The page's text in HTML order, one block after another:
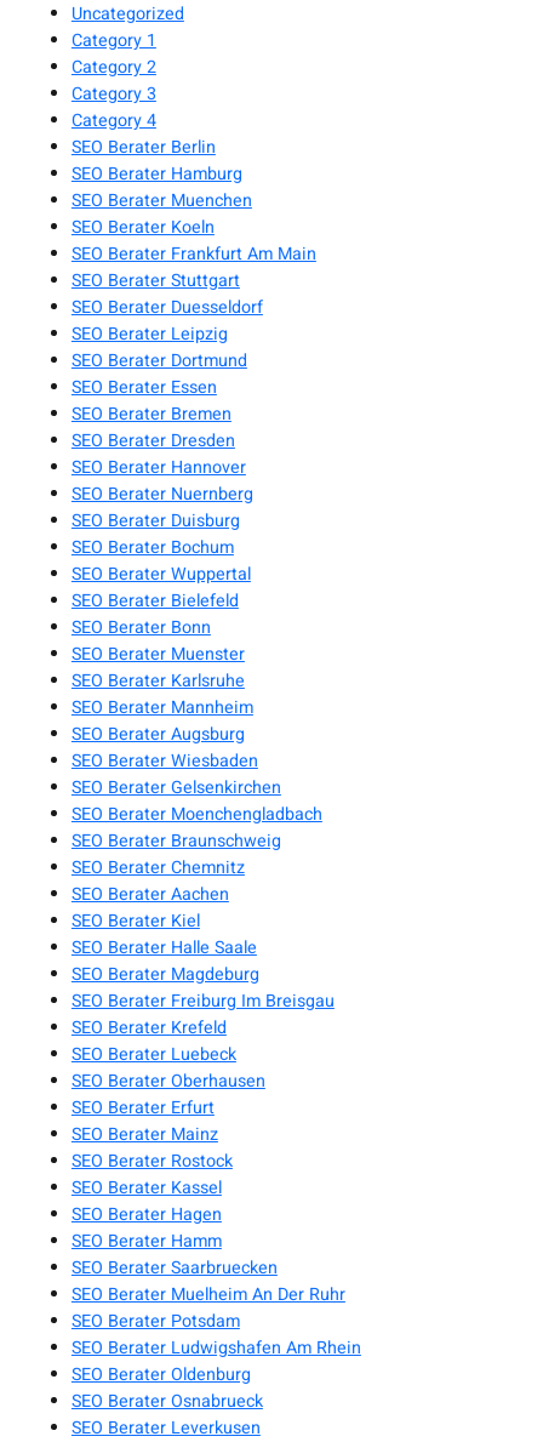
Uncategorized
Category 1
Category 2
Category 3
Category 4
SEO Berater Berlin
SEO Berater Hamburg
SEO Berater Muenchen
SEO Berater Koeln
SEO Berater Frankfurt Am Main
SEO Berater Stuttgart
SEO Berater Duesseldorf
SEO Berater Leipzig
SEO Berater Dortmund
SEO Berater Essen
SEO Berater Bremen
SEO Berater Dresden
SEO Berater Hannover
SEO Berater Nuernberg
SEO Berater Duisburg
SEO Berater Bochum
SEO Berater Wuppertal
SEO Berater Bielefeld
SEO Berater Bonn
SEO Berater Muenster
SEO Berater Karlsruhe
SEO Berater Mannheim
SEO Berater Augsburg
SEO Berater Wiesbaden
SEO Berater Gelsenkirchen
SEO Berater Moenchengladbach
SEO Berater Braunschweig
SEO Berater Chemnitz
SEO Berater Aachen
SEO Berater Kiel
SEO Berater Halle Saale
SEO Berater Magdeburg
SEO Berater Freiburg Im Breisgau
SEO Berater Krefeld
SEO Berater Luebeck
SEO Berater Oberhausen
SEO Berater Erfurt
SEO Berater Mainz
SEO Berater Rostock
SEO Berater Kassel
SEO Berater Hagen
SEO Berater Hamm
SEO Berater Saarbruecken
SEO Berater Muelheim An Der Ruhr
SEO Berater Potsdam
SEO Berater Ludwigshafen Am Rhein
SEO Berater Oldenburg
SEO Berater Osnabrueck
SEO Berater Leverkusen